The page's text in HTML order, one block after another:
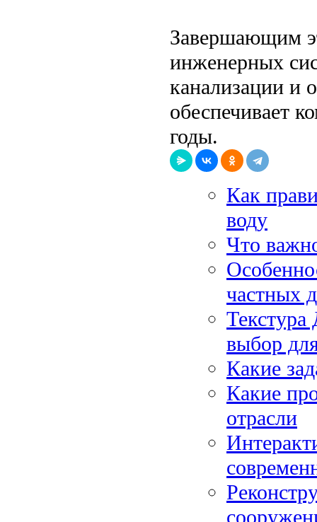
Завершающим
инженерных
канализации и
обеспечивает
годы.
Как
воду
Что
частных
выбор
Какие
Какие
отрасли